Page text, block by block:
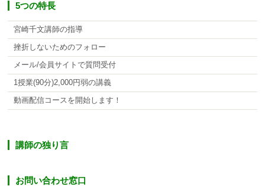
5つの特長
宮崎千文講師の指導
挫折しないためのフォロー
メール/会員サイトで質問受付
1授業(90分)2,000円弱の講義
動画配信コースを開始します！
講師の独り言
お問い合わせ窓口